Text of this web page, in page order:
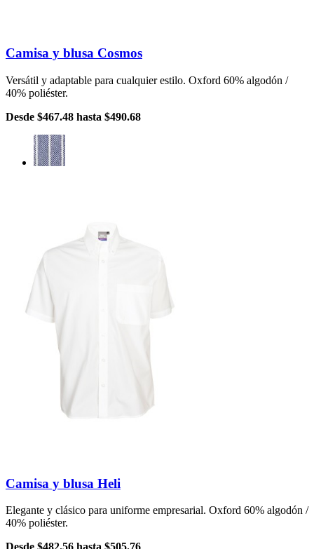
Camisa y blusa Cosmos
Versátil y adaptable para cualquier estilo. Oxford 60% algodón /
40% poliéster.
Desde $467.48 hasta $490.68
Camisa y blusa Heli
Elegante y clásico para uniforme empresarial. Oxford 60% algodón /
40% poliéster.